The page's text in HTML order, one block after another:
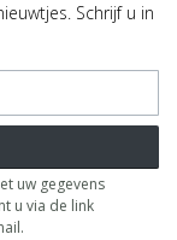
Schrijf u in
uw gegevens
u via de link